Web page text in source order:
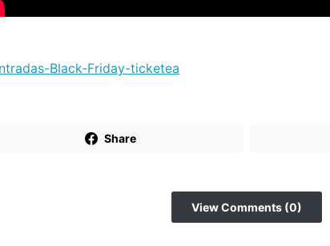
Share
View Comments (0)